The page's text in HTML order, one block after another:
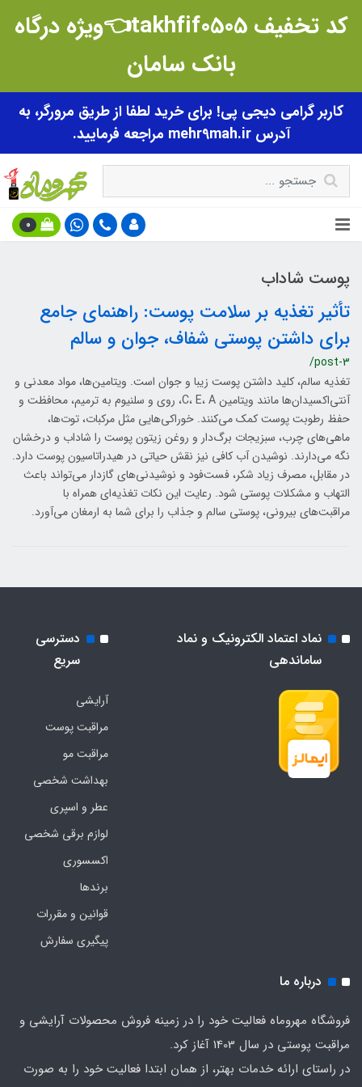
کد تخفیف takhfif0505👈ویژه درگاه
بانک سامان
کاربر گرامی دیجی پی! برای خرید لطفا از طریق مرورگر، به
آدرس mehr9mah.ir مراجعه فرمایید.
0
پوست شاداب
تأثیر تغذیه بر سلامت پوست: راهنمای جامع
برای داشتن پوستی شفاف، جوان و سالم
/post-3
تغذیه سالم، کلید داشتن پوست زیبا و جوان است. ویتامین‌ها، مواد معدنی و
آنتی‌اکسیدان‌ها مانند ویتامین C، E، A، روی و سلنیوم به ترمیم، محافظت و
حفظ رطوبت پوست کمک می‌کنند. خوراکی‌هایی مثل مرکبات، توت‌ها،
ماهی‌های چرب، سبزیجات برگ‌دار و روغن زیتون پوست را شاداب و درخشان
نگه می‌دارند. نوشیدن آب کافی نیز نقش حیاتی در هیدراتاسیون پوست دارد.
در مقابل، مصرف زیاد شکر، فست‌فود و نوشیدنی‌های گازدار می‌تواند باعث
التهاب و مشکلات پوستی شود. رعایت این نکات تغذیه‌ای همراه با
مراقبت‌های بیرونی، پوستی سالم و جذاب را برای شما به ارمغان می‌آورد.
نماد اعتماد الکترونیک و نماد
ساماندهی
دسترسی
سریع
آرایشی
مراقبت پوست
مراقبت مو
بهداشت شخصی
عطر و اسپری
لوازم برقی شخصی
اکسسوری
برندها
قوانین و مقررات
پیگیری سفارش
درباره ما
فروشگاه مهروماه فعالیت خود را در زمینه فروش محصولات آرایشی و
مراقبت پوستی در سال 1403 آغاز کرد.
در راستای ارائه خدمات بهتر، از همان ابتدا فعالیت خود را به صورت